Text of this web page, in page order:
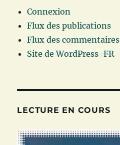
Connexion
Flux des publications
Flux des commentaires
Site de WordPress-FR
LECTURE EN COURS